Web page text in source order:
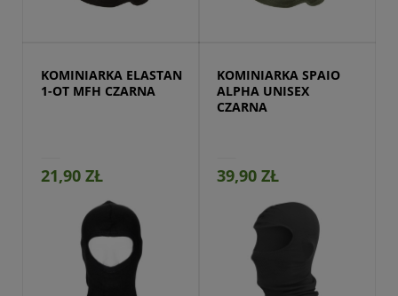
KOMINIARKA ELASTAN
1-OT MFH CZARNA
21,90 ZŁ
KOMINIARKA SPAIO
ALPHA UNISEX
CZARNA
39,90 ZŁ